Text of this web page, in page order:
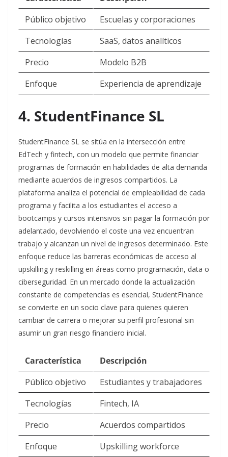
Público objetivo
Escuelas y corporaciones
Tecnologías
SaaS, datos analíticos
Precio
Modelo B2B
Enfoque
Experiencia de aprendizaje​
4. StudentFinance SL
StudentFinance SL se sitúa en la intersección entre
EdTech y fintech, con un modelo que permite financiar
programas de formación en habilidades de alta demanda
mediante acuerdos de ingresos compartidos. La
plataforma analiza el potencial de empleabilidad de cada
programa y facilita a los estudiantes el acceso a
bootcamps y cursos intensivos sin pagar la formación por
adelantado, devolviendo el coste una vez encuentran
trabajo y alcanzan un nivel de ingresos determinado. Este
enfoque reduce las barreras económicas de acceso al
upskilling y reskilling en áreas como programación, data o
ciberseguridad. En un mercado donde la actualización
constante de competencias es esencial, StudentFinance
se convierte en un socio clave para quienes quieren
cambiar de carrera o mejorar su perfil profesional sin
asumir un gran riesgo financiero inicial.
Característica
Descripción
Público objetivo
Estudiantes y trabajadores
Tecnologías
Fintech, IA
Precio
Acuerdos compartidos
Enfoque
Upskilling workforce​